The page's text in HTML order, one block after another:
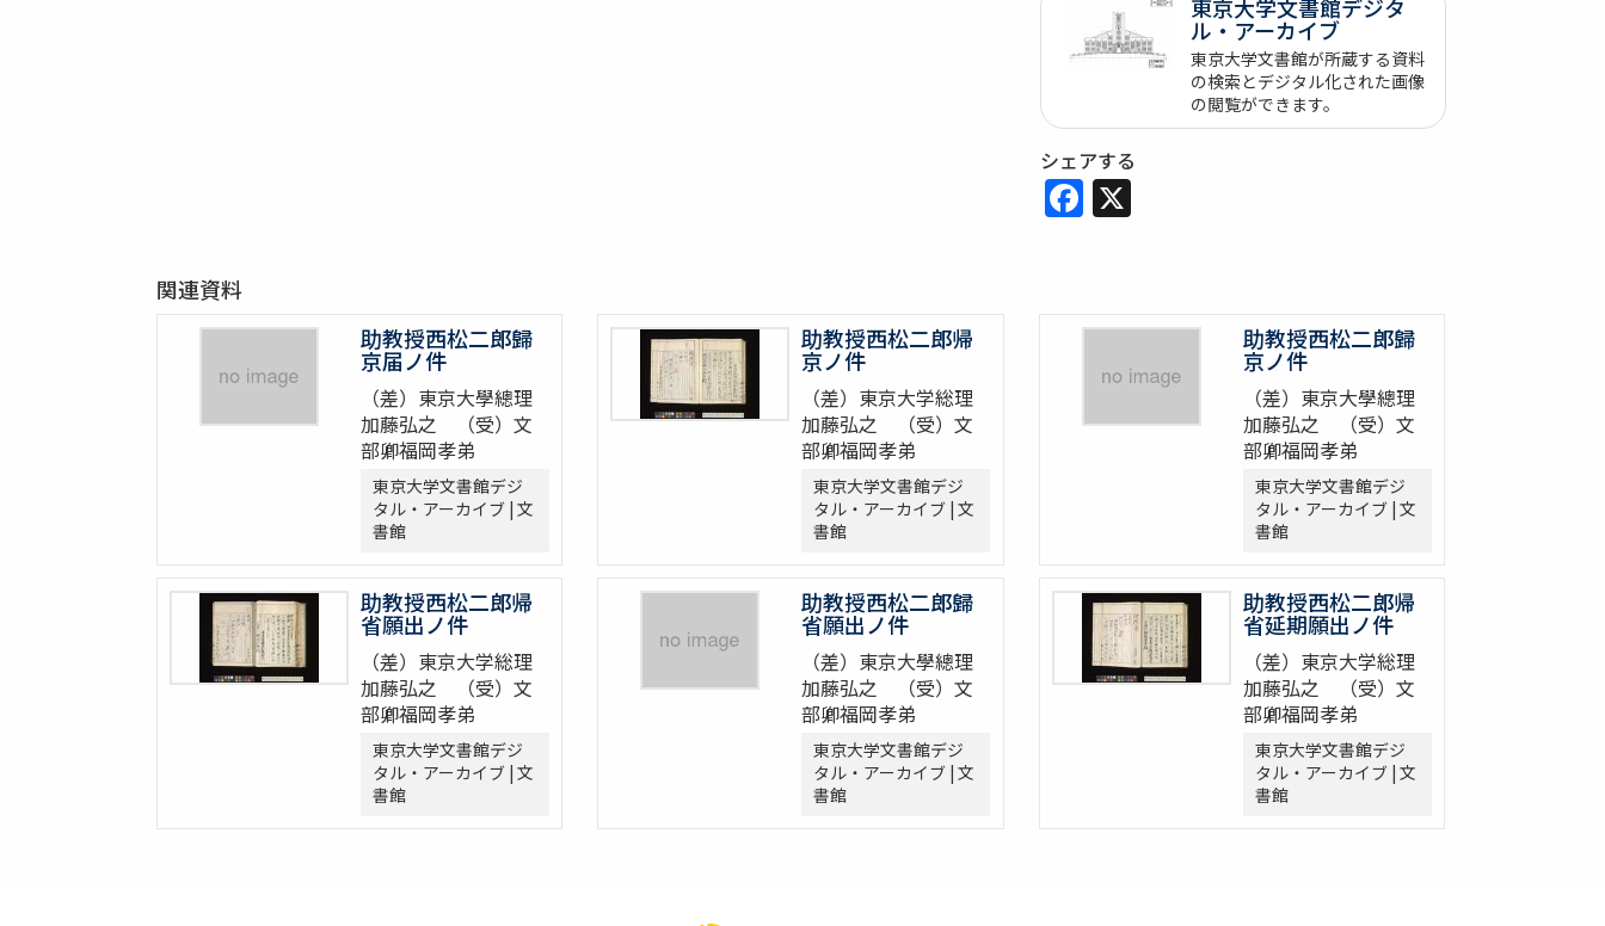
東京大学文書館デジタ
ル・アーカイブ
東京大学文書館が所蔵する資料
の検索とデジタル化された画像
の閲覧ができます。
シェアする
Facebook
X
関連資料
助教授西松二郎歸
京届ノ件
（差）東京大學總理
加藤弘之 （受）文
部卿福岡孝弟
東京大学文書館デジ
タル・アーカイブ | 文
書館
助教授西松二郎帰
京ノ件
（差）東京大学総理
加藤弘之 （受）文
部卿福岡孝弟
東京大学文書館デジ
タル・アーカイブ | 文
書館
助教授西松二郎歸
京ノ件
（差）東京大學總理
加藤弘之 （受）文
部卿福岡孝弟
東京大学文書館デジ
タル・アーカイブ | 文
書館
助教授西松二郎帰
省願出ノ件
（差）東京大学総理
加藤弘之 （受）文
部卿福岡孝弟
東京大学文書館デジ
タル・アーカイブ | 文
書館
助教授西松二郎歸
省願出ノ件
（差）東京大學總理
加藤弘之 （受）文
部卿福岡孝弟
東京大学文書館デジ
タル・アーカイブ | 文
書館
助教授西松二郎帰
省延期願出ノ件
（差）東京大学総理
加藤弘之 （受）文
部卿福岡孝弟
東京大学文書館デジ
タル・アーカイブ | 文
書館